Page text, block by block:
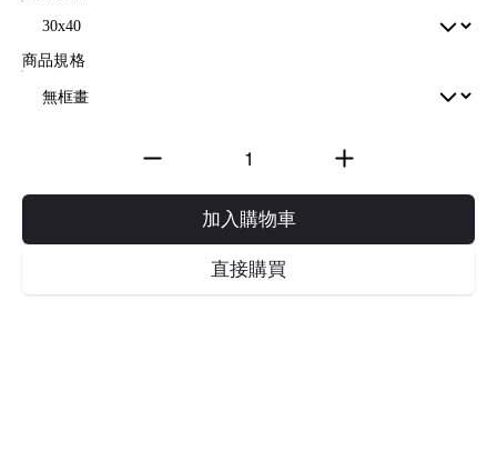
商品規格
加入購物車
直接購買